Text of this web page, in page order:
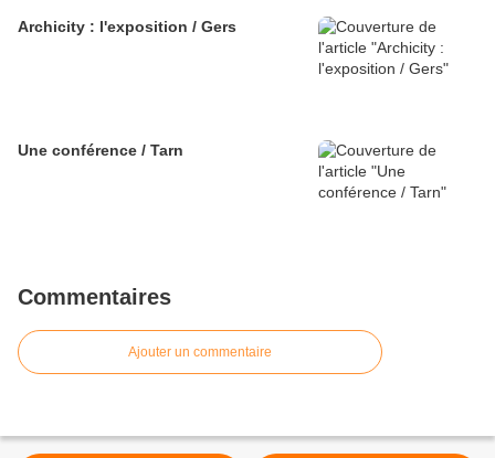
Archicity : l'exposition / Gers
Une conférence / Tarn
Commentaires
Ajouter un commentaire